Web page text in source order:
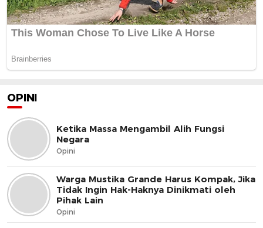
OPINI
Ketika Massa Mengambil Alih Fungsi
Negara
Opini
Warga Mustika Grande Harus Kompak, Jika
Tidak Ingin Hak-Haknya Dinikmati oleh
Pihak Lain
Opini